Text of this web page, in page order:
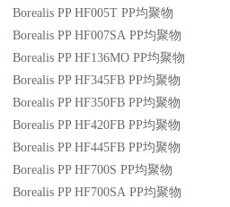
Borealis PP HF005T PP均聚物
Borealis PP HF007SA PP均聚物
Borealis PP HF136MO PP均聚物
Borealis PP HF345FB PP均聚物
Borealis PP HF350FB PP均聚物
Borealis PP HF420FB PP均聚物
Borealis PP HF445FB PP均聚物
Borealis PP HF700S PP均聚物
Borealis PP HF700SA PP均聚物